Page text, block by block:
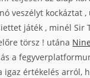
veszélyt kockáztat
játék , minél Sir
törsz ! utána
a
igaz értékelés arról,